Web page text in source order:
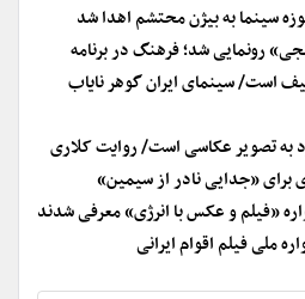
سینما به بیژن محتشم اهدا شد
رونمایی شد؛ فرهنگ در برنامه
است/ سینمای ایران گوهر نایاب
به تصویر عکاسی است/ روایت کلاری
برای «جدایی نادر از سیمین»
«فیلم و عکس با انرژی» معرفی شدند
ملی فیلم اقوام ایرانی